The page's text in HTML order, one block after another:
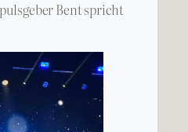
Bent spricht